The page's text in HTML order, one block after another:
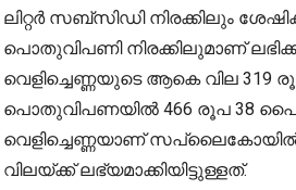
ലിറ്റർ സബ്‌സിഡി നിരക്കിലും
പൊതുവിപണി നിരക്കിലുമാണ്
വെളിച്ചെണ്ണയുടെ ആകെ വില 319
പൊതുവിപണയിൽ 466 രൂപ 38
വെളിച്ചെണ്ണയാണ്
വിലയ്ക്ക് ലഭ്യമാക്കിയിട്ടുള്ളത്.